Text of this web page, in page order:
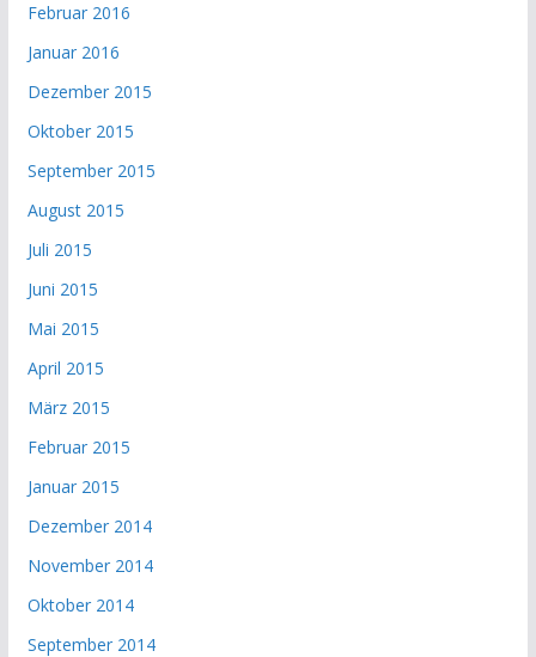
Februar 2016
Januar 2016
Dezember 2015
Oktober 2015
September 2015
August 2015
Juli 2015
Juni 2015
Mai 2015
April 2015
März 2015
Februar 2015
Januar 2015
Dezember 2014
November 2014
Oktober 2014
September 2014